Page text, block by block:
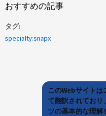
おすすめの記事
タグ
specialty:snapx
このWebサイト
て翻訳されており
ツの基本的な理解